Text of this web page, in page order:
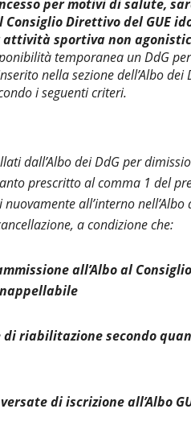
per motivi di salute,
Direttivo del GUE
sportiva non
temporanea un DdG
nella sezione dell’Albo dei
i seguenti criteri.
dall’Albo dei DdG per
prescritto al comma 1 del
all’interno nell’Albo
a condizione che:
all’Albo al
di riabilitazione secondo
di iscrizione all’Albo